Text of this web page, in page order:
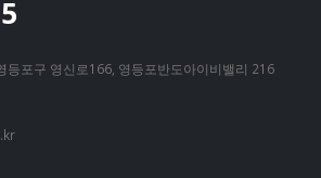
등포구 영신로166, 영등포반도아이비밸리 216